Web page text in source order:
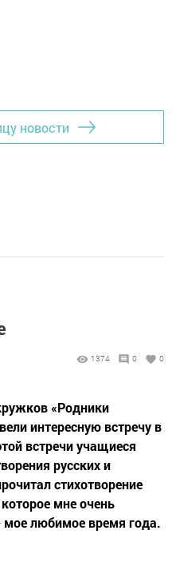
новости
1374 0 0
«Родники
интересную встречу в
встречи учащиеся
русских и
стихотворение
мне очень
мое любимое время года.